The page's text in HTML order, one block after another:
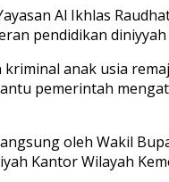
Al Ikhlas
pendidikan diniyyah
anak usia
pemerintah
oleh Wakil
Kantor Wilayah